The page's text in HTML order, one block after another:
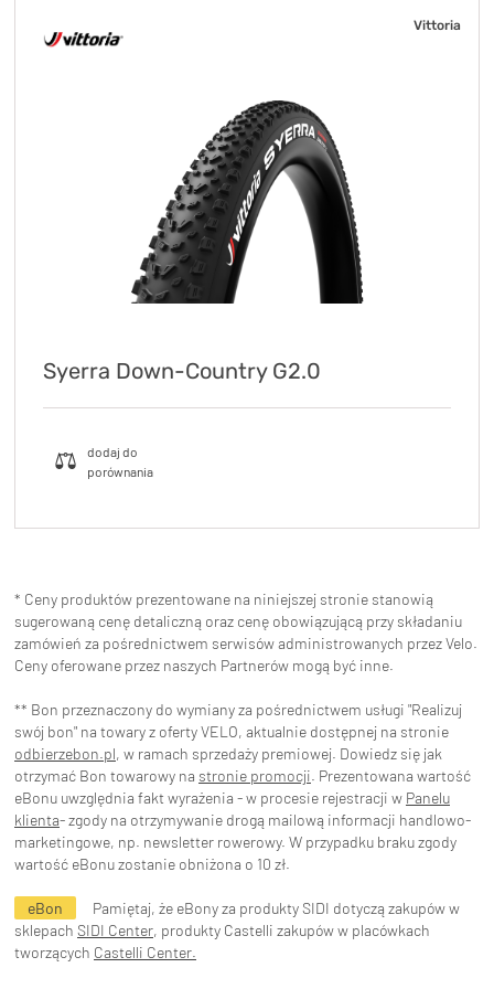
Vittoria
Syerra Down-Country G2.0
* Ceny produktów prezentowane na niniejszej stronie stanowią
sugerowaną cenę detaliczną oraz cenę obowiązującą przy składaniu
zamówień za pośrednictwem serwisów administrowanych przez Velo.
Ceny oferowane przez naszych Partnerów mogą być inne.
** Bon przeznaczony do wymiany za pośrednictwem usługi "Realizuj
swój bon" na towary z oferty VELO, aktualnie dostępnej na stronie
odbierzebon.pl, w ramach sprzedaży premiowej. Dowiedz się jak
otrzymać Bon towarowy na stronie promocji. Prezentowana wartość
eBonu uwzględnia fakt wyrażenia - w procesie rejestracji w Panelu
klienta- zgody na otrzymywanie drogą mailową informacji handlowo-
marketingowe, np. newsletter rowerowy. W przypadku braku zgody
wartość eBonu zostanie obniżona o 10 zł.
eBon
Pamiętaj, że eBony za produkty SIDI dotyczą zakupów w
sklepach SIDI Center, produkty Castelli zakupów w placówkach
tworzących Castelli Center.